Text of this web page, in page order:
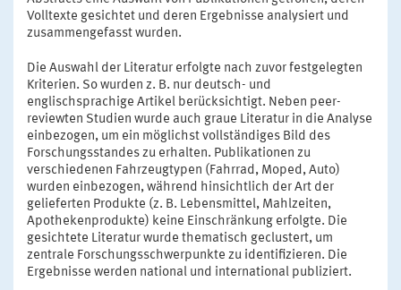
Volltexte gesichtet und deren Ergebnisse analysiert und
zusammengefasst wurden.
Die Auswahl der Literatur erfolgte nach zuvor festgelegten
Kriterien. So wurden z. B. nur deutsch- und
englischsprachige Artikel berücksichtigt. Neben peer-
reviewten Studien wurde auch graue Literatur in die Analyse
einbezogen, um ein möglichst vollständiges Bild des
Forschungsstandes zu erhalten. Publikationen zu
verschiedenen Fahrzeugtypen (Fahrrad, Moped, Auto)
wurden einbezogen, während hinsichtlich der Art der
gelieferten Produkte (z. B. Lebensmittel, Mahlzeiten,
Apothekenprodukte) keine Einschränkung erfolgte. Die
gesichtete Literatur wurde thematisch geclustert, um
zentrale Forschungsschwerpunkte zu identifizieren. Die
Ergebnisse werden national und international publiziert.